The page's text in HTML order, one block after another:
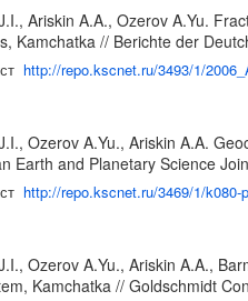
Ariskin A.A., Ozerov A.Yu.
Kamchatka // Berichte der
http://repo.kscnet.ru/3493/1/
Ozerov A.Yu., Ariskin A.A.
Earth and Planetary Science
http://repo.kscnet.ru/3469/1/k080-
Ozerov A.Yu., Ariskin A.A.,
Kamchatka // Goldschmidt